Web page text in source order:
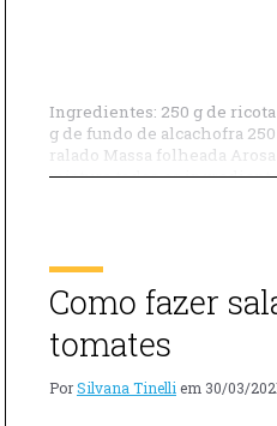
Ingredientes: 250 g de ricota
g de fundo de alcachofra
ralado Massa folheada
misture todos os
um fundo de alcachofra.
Como fazer
tomates
PorSilvana Tinelli em 30/03/